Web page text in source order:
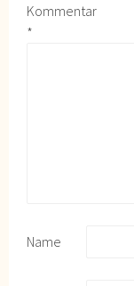
Kommentar
*
Name